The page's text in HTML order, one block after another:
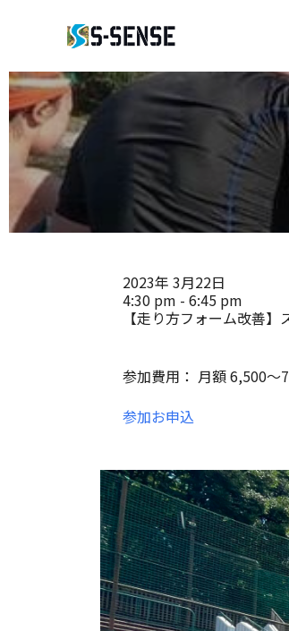
2023年 3月22日
4:30 pm - 6:45 pm
【走り方フォーム改善
参加費用： 月額 6,500～
参加お申込